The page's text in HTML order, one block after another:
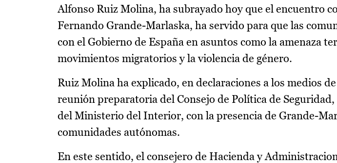
Alfonso Ruiz Molina, ha subrayado hoy que el encuentro
Fernando Grande-Marlaska, ha servido para que las
con el Gobierno de España en asuntos como la amenaza
movimientos migratorios y la violencia de género.
Ruiz Molina ha explicado, en declaraciones a los medios
reunión preparatoria del Consejo de Política de Seguridad,
del Ministerio del Interior, con la presencia de Grande-
comunidades autónomas.
En este sentido, el consejero de Hacienda y